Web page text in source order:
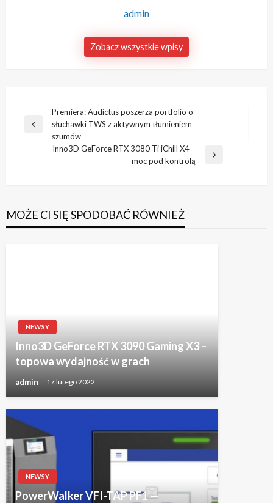
admin
Zobacz wszystkie wpisy
Nawigacja
wpisu
Poprzedni
Premiera: Audictus poszerza portfolio o
słuchawki TWS z aktywnym tłumieniem
szumów
Inno3D GeForce RTX 3080 Ti iChill X4 –
moc pod kontrolą
MOŻE CI SIĘ SPODOBAĆ RÓWNIEŻ
NEWSY
Inno3D GeForce RTX 3090 Gaming X3 –
topowa wydajność w grach
admin 17 lutego 2022
NEWSY
PowerWalker VFI-TAP PF1 —